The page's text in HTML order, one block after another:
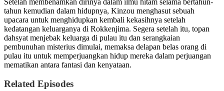
tahun kemudian dalam hidupnya, Kinzou menghasut sebuah
upacara untuk menghidupkan kembali kekasihnya setelah
kedatangan keluarganya di Rokkenjima. Segera setelah itu, topan
dahsyat menjebak keluarga di pulau itu dan serangkaian
pembunuhan misterius dimulai, memaksa delapan belas orang di
pulau itu untuk memperjuangkan hidup mereka dalam perjuangan
mematikan antara fantasi dan kenyataan.
Related Episodes